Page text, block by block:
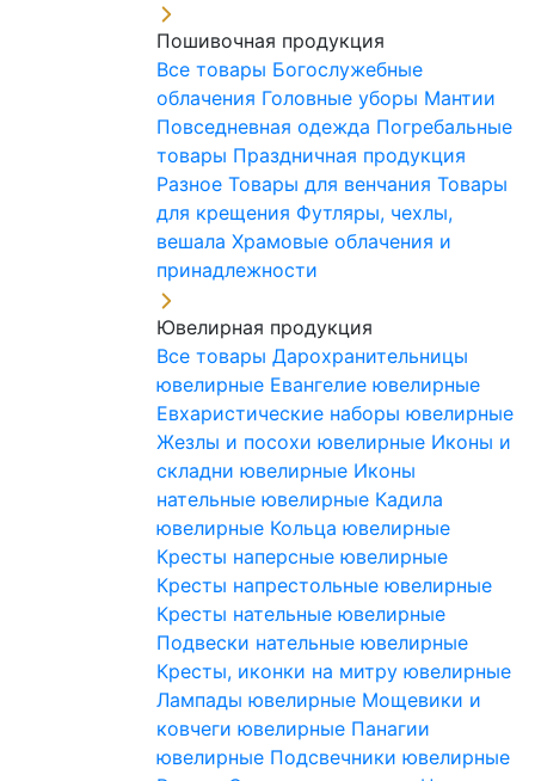
Пошивочная продукция
Все товары Богослужебные
облачения Головные уборы Мантии
Повседневная одежда Погребальные
товары Праздничная продукция
Разное Товары для венчания Товары
для крещения Футляры, чехлы,
вешала Храмовые облачения и
принадлежности
Ювелирная продукция
Все товары Дарохранительницы
ювелирные Евангелие ювелирные
Евхаристические наборы ювелирные
Жезлы и посохи ювелирные Иконы и
складни ювелирные Иконы
нательные ювелирные Кадила
ювелирные Кольца ювелирные
Кресты наперсные ювелирные
Кресты напрестольные ювелирные
Кресты нательные ювелирные
Подвески нательные ювелирные
Кресты, иконки на митру ювелирные
Лампады ювелирные Мощевики и
ковчеги ювелирные Панагии
ювелирные Подсвечники ювелирные